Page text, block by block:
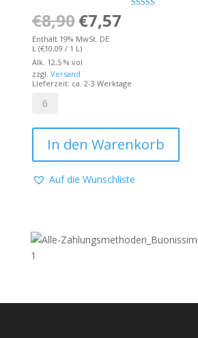
€8,90 Ursprünglicher
Preis
war:
€8,90
€7,57
€7,57.
Enthält 19% MwSt. DE
L (€10,09 / 1 L)
Alk. 12,5 % vol
zzgl. Versand
Lieferzeit: ca. 2-3 Werktage
Majo
-
2025er
Malvasia
IGT
In den Warenkorb
Auf die Wunschliste